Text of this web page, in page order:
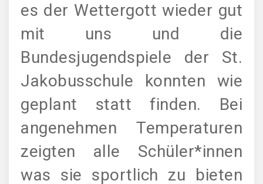
es der Wettergott wieder gut
mit uns und die
Bundesjugendspiele der St.
Jakobusschule konnten wie
geplant statt finden. Bei
angenehmen Temperaturen
zeigten alle Schüler*innen
was sie sportlich zu bieten